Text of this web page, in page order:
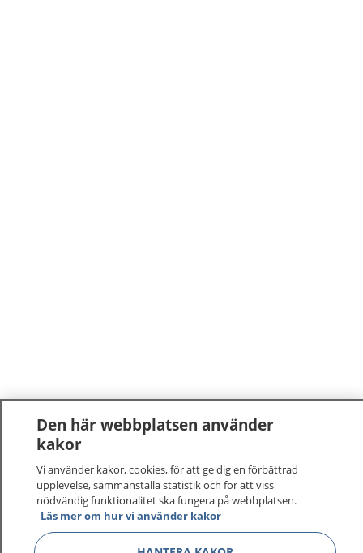
1177 –tryggt om din hälsa och vård
På 1177.se får du råd om hälsa och information om
sjukdomar och vilka mottagningar du kan kontakta.
Logga in för att läsa din journal och göra dina
vårdärenden. Ring telefonnummer 1177 för
Den här webbplatsen använder
kakor
Vi använder kakor, cookies, för att ge dig en förbättrad
upplevelse, sammanställa statistik och för att viss
nödvändig funktionalitet ska fungera på webbplatsen.
Läs mer om hur vi använder kakor